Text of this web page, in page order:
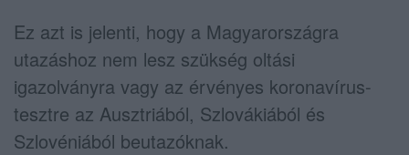
Ez azt is jelenti, hogy a Magyarországra
utazáshoz nem lesz szükség oltási
igazolványra vagy az érvényes koronavírus-
tesztre az Ausztriából, Szlovákiából és
Szlovéniából beutazóknak.